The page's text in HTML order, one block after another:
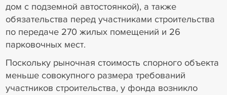
дом с подземной автостоянкой), а также
обязательства перед участниками строительства
по передаче 270 жилых помещений и 26
парковочных мест.
Поскольку рыночная стоимость спорного объекта
меньше совокупного размера требований
участников строительства, у фонда возникло